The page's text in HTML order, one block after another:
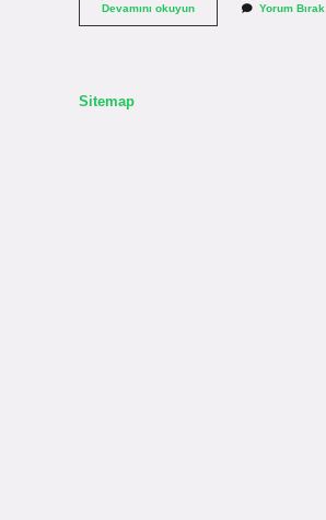
Devamını okuyunKayıp
Birini
Yorum Bırak
Sitemap